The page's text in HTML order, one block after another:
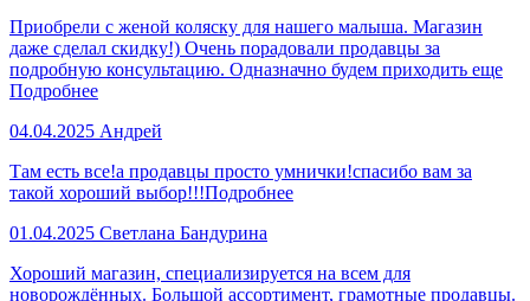
Приобрели с женой коляску для нашего малыша. Магазин
даже сделал скидку!) Очень порадовали продавцы за
подробную консультацию. Одназначно будем приходить еще
Подробнее
04.04.2025 Андрей
Там есть все!а продавцы просто умнички!спасибо вам за
такой хороший выбор!!!Подробнее
01.04.2025 Светлана Бандурина
Хороший магазин, специализируется на всем для
новорождённых. Большой ассортимент, грамотные продавцы.